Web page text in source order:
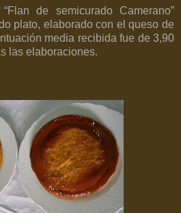
de semicurado Camerano”
plato, elaborado con el queso de
media recibida fue de 3,90
las elaboraciones.